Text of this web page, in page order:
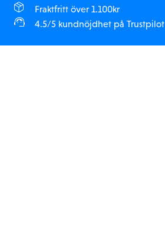
Fraktfritt över 1.100kr
4.5/5 kundnöjdhet på Trustpilot